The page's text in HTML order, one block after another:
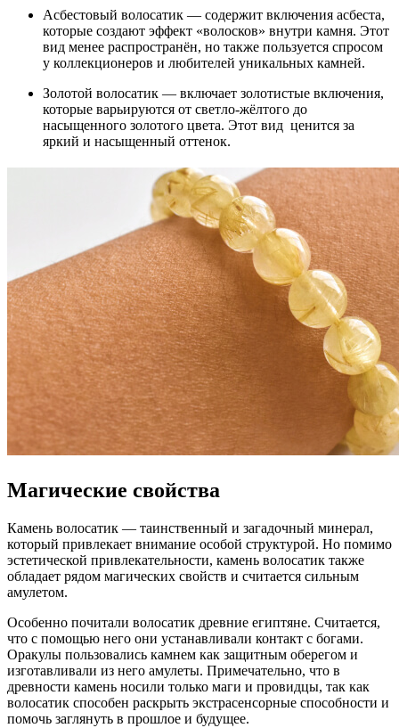
Асбестовый волосатик — содержит включения асбеста,
которые создают эффект «волосков» внутри камня. Этот
вид менее распространён, но также пользуется спросом
у коллекционеров и любителей уникальных камней.
Золотой волосатик — включает золотистые включения,
которые варьируются от светло-жёлтого до
насыщенного золотого цвета. Этот вид ценится за
яркий и насыщенный оттенок.
Магические свойства
Камень волосатик — таинственный и загадочный минерал,
который привлекает внимание особой структурой. Но помимо
эстетической привлекательности, камень волосатик также
обладает рядом магических свойств и считается сильным
амулетом.
Особенно почитали волосатик древние египтяне. Считается,
что с помощью него они устанавливали контакт с богами.
Оракулы пользовались камнем как защитным оберегом и
изготавливали из него амулеты. Примечательно, что в
древности камень носили только маги и провидцы, так как
волосатик способен раскрыть экстрасенсорные способности и
помочь заглянуть в прошлое и будущее.